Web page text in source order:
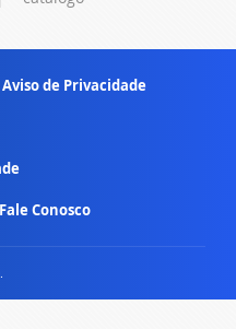
Aviso de Privacidade
Fale Conosco